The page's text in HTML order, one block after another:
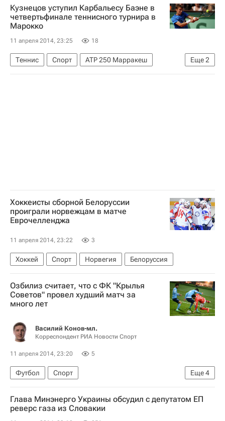
Антон Силуанов
Россия
Кузнецов уступил Карбальесу Баэне в
четвертьфинале теннисного турнира в
Марокко
11 апреля 2014, 23:25 18
Еще2
Теннис Спорт
ATP 250 Марракеш
Роберто Карбальес Баэна
Хоккеисты сборной Белоруссии
проиграли норвежцам в матче
Еврочелленджа
11 апреля 2014, 23:22 3
Хоккей Спорт Норвегия Белоруссия
Озбилиз считает, что с ФК "Крылья
Советов" провел худший матч за
много лет
Василий Конов-мл.
Корреспондент РИА Новости Спорт
11 апреля 2014, 23:20 5
Еще4
Футбол
Спорт
РПЛ 2026-2027 (Чемпионат России по футболу)
Спартак Москва
Крылья Советов
Глава Минэнерго Украины обсудил с депутатом ЕП
реверс газа из Словакии